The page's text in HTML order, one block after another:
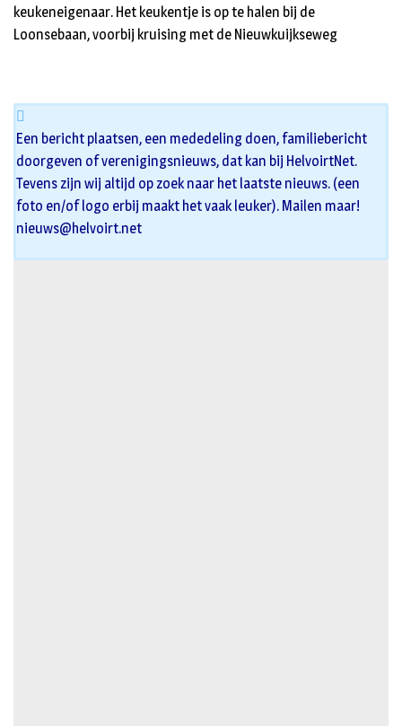
keukeneigenaar. Het keukentje is op te halen bij de
Loonsebaan, voorbij kruising met de Nieuwkuijkseweg
Een bericht plaatsen, een mededeling doen, familiebericht
doorgeven of verenigingsnieuws, dat kan bij HelvoirtNet.
Tevens zijn wij altijd op zoek naar het laatste nieuws. (een
foto en/of logo erbij maakt het vaak leuker). Mailen maar!
nieuws@helvoirt.net